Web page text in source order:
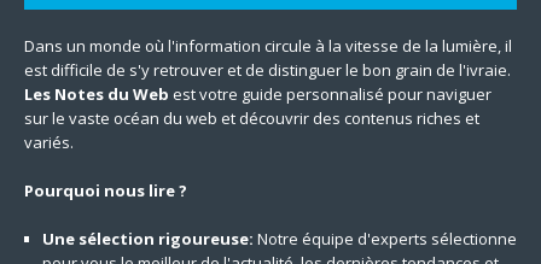
Dans un monde où l'information circule à la vitesse de la lumière, il
est difficile de s'y retrouver et de distinguer le bon grain de l'ivraie.
Les Notes du Web est votre guide personnalisé pour naviguer
sur le vaste océan du web et découvrir des contenus riches et
variés.
Pourquoi nous lire ?
Une sélection rigoureuse: Notre équipe d'experts sélectionne